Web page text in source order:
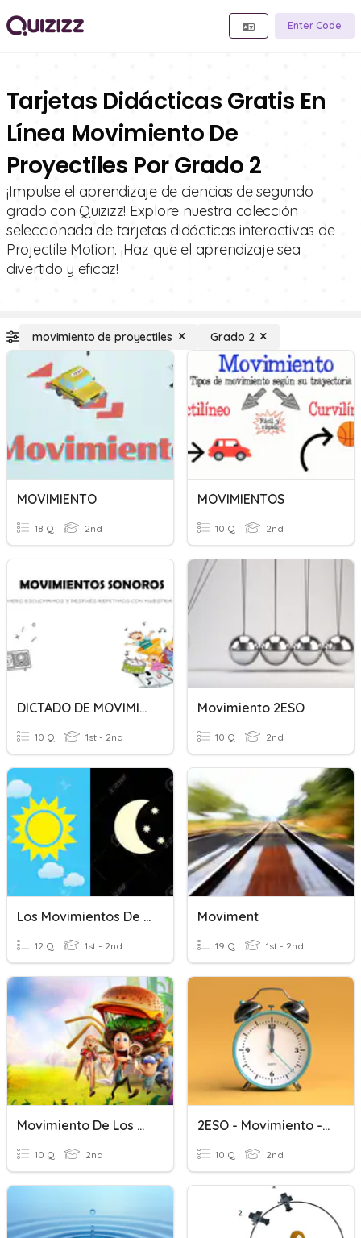
Enter Code
Tarjetas Didácticas Gratis En
Línea Movimiento De
Proyectiles Por Grado 2
¡Impulse el aprendizaje de ciencias de segundo
grado con Quizizz! Explore nuestra colección
seleccionada de tarjetas didácticas interactivas de
Projectile Motion. ¡Haz que el aprendizaje sea
divertido y eficaz!
movimiento de proyectiles Grado 2
MOVIMIENTO
18 Q 2nd
MOVIMIENTOS
10 Q 2nd
DICTADO DE MOVIMIENTOS PANCROMÁTICOS
10 Q 1st - 2nd
Movimiento 2ESO
10 Q 2nd
Los Movimientos De La Tierra
12 Q 1st - 2nd
Moviment
19 Q 1st - 2nd
Movimiento De Los Objetos
10 Q 2nd
2ESO - Movimiento - Prueba
10 Q 2nd